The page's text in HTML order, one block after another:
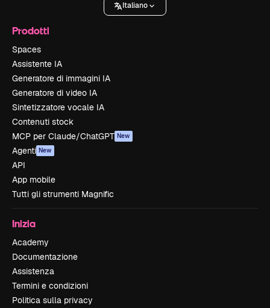
Italiano
Prodotti
Spaces
Assistente IA
Generatore di immagini IA
Generatore di video IA
Sintetizzatore vocale IA
Contenuti stock
MCP per Claude/ChatGPT New
Agenti New
API
App mobile
Tutti gli strumenti Magnific
Inizia
Academy
Documentazione
Assistenza
Termini e condizioni
Politica sulla privacy